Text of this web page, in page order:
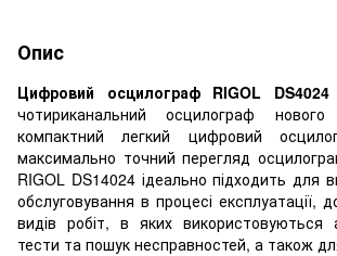
Опис
Цифровий осцилограф RIGOL DS4024
чотириканальний осцилограф
компактний легкий цифровий
максимально точний перегляд
RIGOL DS14024 ідеально підходить для
обслуговування в процесі експлуатації,
видів робіт, в яких використовуються
тести та пошук несправностей, а також